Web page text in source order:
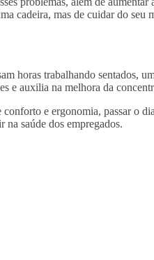
cadeira, mas de cuidar do seu
horas trabalhando sentados,
e auxilia na melhora da
e ergonomia, passar o
saúde dos empregados.